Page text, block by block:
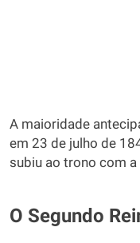
A maioridade
em 23 de julho de
subiu ao trono com
O Segundo